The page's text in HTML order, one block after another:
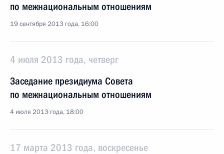
по межнациональным отношениям
19 сентября 2013 года, 16:00
4 июля 2013 года, четверг
Заседание президиума Совета
по межнациональным отношениям
4 июля 2013 года, 18:00
17 марта 2013 года, воскресенье